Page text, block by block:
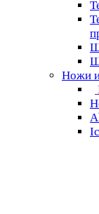
Ножи